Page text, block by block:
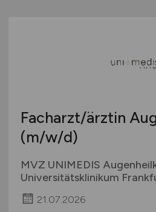
Facharzt/ärztin
(m/w/d)
MVZ UNIMEDIS
Universitätsklinikum
21.07.2026